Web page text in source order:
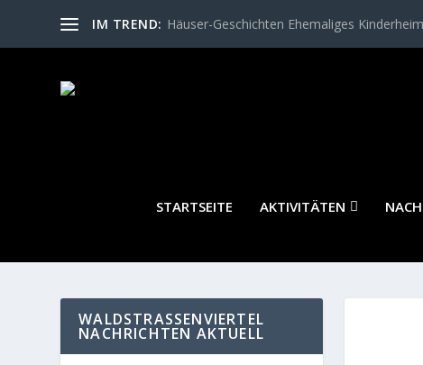
IM TREND: Häuser-Geschichten Ehemaliges Kinderheim
STARTSEITE AKTIVITÄTEN
WALDSTRASSENVIERTEL N
ACHRICHTEN AKTUELL